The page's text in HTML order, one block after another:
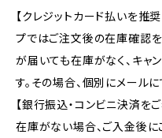
【クレジットカード払いを推
プではご注文後の在庫確認
が届いても在庫がなく、キャ
す。その場合、個別にメール
【銀行振込・コンビニ決済を
在庫がない場合、ご入金後に